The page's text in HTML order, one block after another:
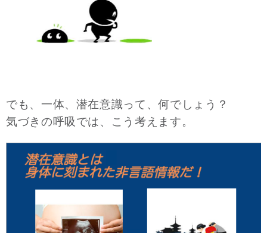
でも、一体、潜在意識って、何でしょう？
気づきの呼吸では、こう考えます。